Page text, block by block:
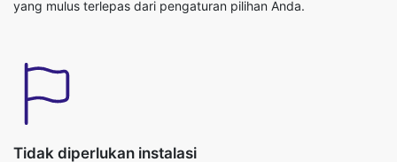
Tidak diperlukan instalasi
Pemotong video adalah alat berbasis browser yang tidak
memerlukan unduhan atau instalasi. Alat ini dapat diakses
langsung dari perangkat apa pun dengan koneksi internet,